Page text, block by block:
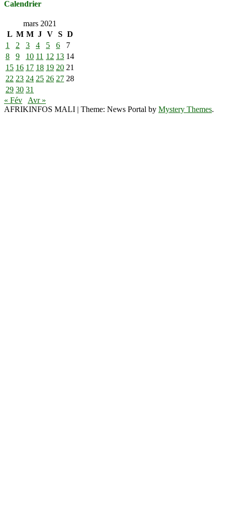
Calendrier
mars 2021
L M M J V S D
1
2 3 4 5 6
7
8
9 10 11 12 13 14
15 16 17 18 19 20 21
22 23 24 25 26 27 28
29 30 31
« Fév
Avr »
AFRIKINFOS MALI | Theme: News Portal by Mystery Themes.